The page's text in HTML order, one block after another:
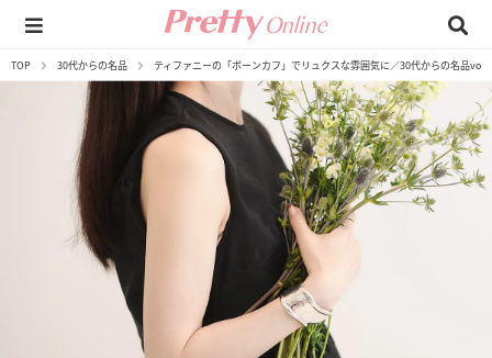
TOP 30代からの名品 ティファニーの「ボーンカフ」でリュクスな雰囲気に／30代からの名品